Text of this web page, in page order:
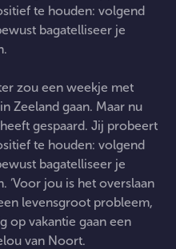
te houden: volgend
bagatelliseer je
zou een weekje met
Zeeland gaan. Maar nu
gespaard. Jij probeert
te houden: volgend
bagatelliseer je
‘Voor jou is het overslaan
levensgroot probleem,
op vakantie gaan een
van Noort.